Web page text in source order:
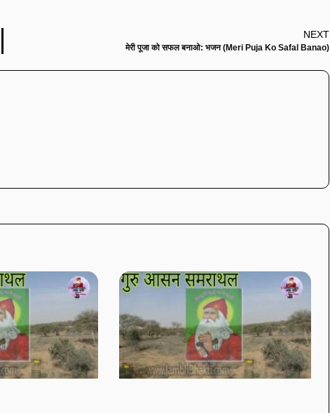
NEXT
मेरी पूजा को सफल बनाओ: भजन (Meri Puja Ko Safal Banao)